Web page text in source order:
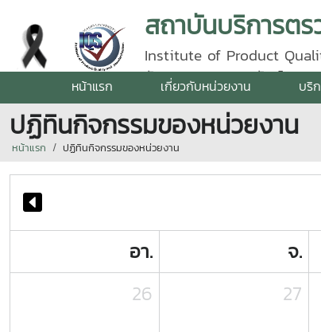
Institute of Product
รัตนราชสุดา | โทรศัพท์ 0
หน้าแรก เกี่ยวกับหน่วยงาน บริ
ปฏิทินกิจกรรมของหน่วยงาน
หน้าแรก ปฏิทินกิจกรรมของหน่วยงาน
อา.
จ.
26
27